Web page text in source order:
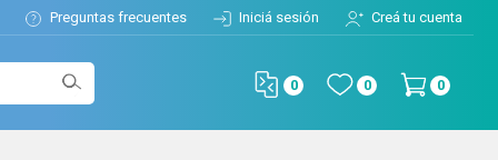
Preguntas frecuentes Iniciá sesión Creá tu cuenta
0 0 0